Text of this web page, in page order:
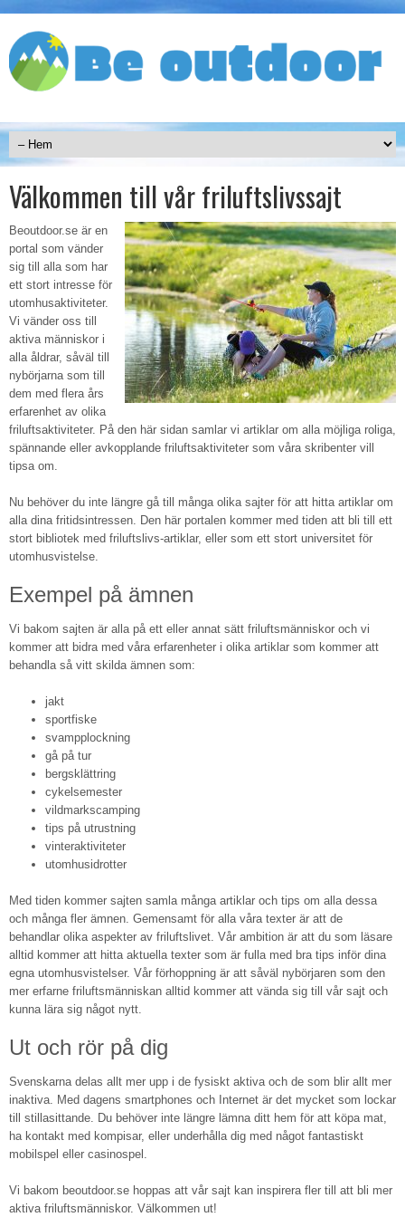
Välkommen till vår friluftslivssajt
Beoutdoor.se är en
portal som vänder
sig till alla som har
ett stort intresse för
utomhusaktiviteter.
Vi vänder oss till
aktiva människor i
alla åldrar, såväl till
nybörjarna som till
dem med flera års
erfarenhet av olika
friluftsaktiviteter. På den här sidan samlar vi artiklar om alla möjliga roliga,
spännande eller avkopplande friluftsaktiviteter som våra skribenter vill
tipsa om.
Nu behöver du inte längre gå till många olika sajter för att hitta artiklar om
alla dina fritidsintressen. Den här portalen kommer med tiden att bli till ett
stort bibliotek med friluftslivs-artiklar, eller som ett stort universitet för
utomhusvistelse.
Exempel på ämnen
Vi bakom sajten är alla på ett eller annat sätt friluftsmänniskor och vi
kommer att bidra med våra erfarenheter i olika artiklar som kommer att
behandla så vitt skilda ämnen som:
jakt
sportfiske
svampplockning
gå på tur
bergsklättring
cykelsemester
vildmarkscamping
tips på utrustning
vinteraktiviteter
utomhusidrotter
Med tiden kommer sajten samla många artiklar och tips om alla dessa
och många fler ämnen. Gemensamt för alla våra texter är att de
behandlar olika aspekter av friluftslivet. Vår ambition är att du som läsare
alltid kommer att hitta aktuella texter som är fulla med bra tips inför dina
egna utomhusvistelser. Vår förhoppning är att såväl nybörjaren som den
mer erfarne friluftsmänniskan alltid kommer att vända sig till vår sajt och
kunna lära sig något nytt.
Ut och rör på dig
Svenskarna delas allt mer upp i de fysiskt aktiva och de som blir allt mer
inaktiva. Med dagens smartphones och Internet är det mycket som lockar
till stillasittande. Du behöver inte längre lämna ditt hem för att köpa mat,
ha kontakt med kompisar, eller underhålla dig med något fantastiskt
mobilspel eller casinospel.
Vi bakom beoutdoor.se hoppas att vår sajt kan inspirera fler till att bli mer
aktiva friluftsmänniskor. Välkommen ut!